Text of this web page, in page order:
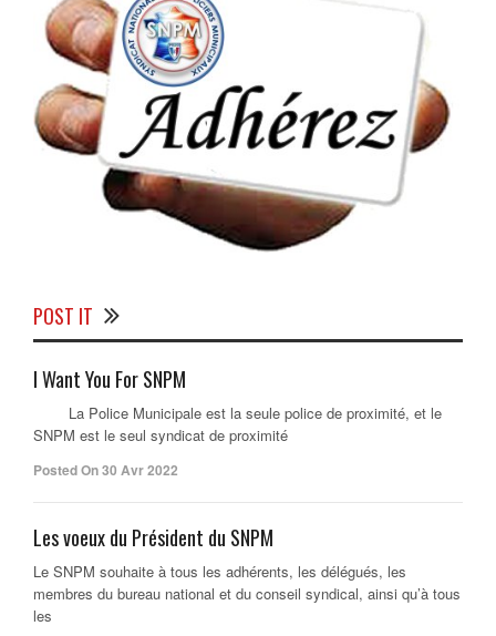
POST IT
I Want You For SNPM
La Police Municipale est la seule police de proximité, et le
SNPM est le seul syndicat de proximité
Posted On 30 Avr 2022
Les voeux du Président du SNPM
Le SNPM souhaite à tous les adhérents, les délégués, les
membres du bureau national et du conseil syndical, ainsi qu’à tous
les